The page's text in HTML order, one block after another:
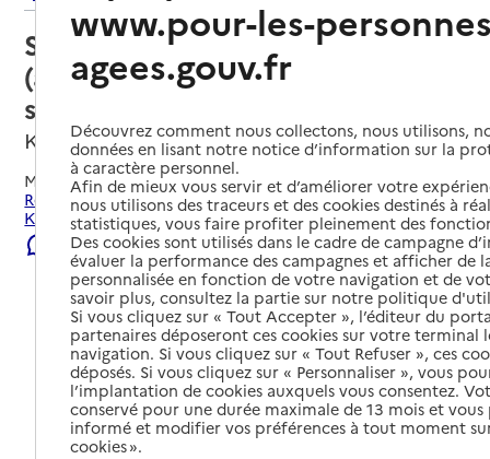
Service autonomie à domicile
(aide) – Aide à la personne
service à domicile
Koungou, MAYOTTE
Mis à jour le23/07/2026
Rechercher les établissements et services autour de
Koungou.
Signaler une erreur
www.pour-les-
agees.gouv.fr
Découvrez comment nous collectons, nous utilisons,
données en lisant notre notice d’information sur la
à caractère personnel.
Afin de mieux vous servir et d’améliorer votre
nous utilisons des traceurs et des cookies destinés à
statistiques, vous faire profiter pleinement des
Des cookies sont utilisés dans le cadre de campagne
évaluer la performance des campagnes et afficher de
personnalisée en fonction de votre navigation et de
savoir plus, consultez la partie sur notre politique
Si vous cliquez sur « Tout Accepter », l’éditeur du
partenaires déposeront ces cookies sur votre terminal
navigation. Si vous cliquez sur « Tout Refuser », ces
déposés. Si vous cliquez sur « Personnaliser », vous
l’implantation de cookies auxquels vous consentez.
conservé pour une durée maximale de 13 mois et
informé et modifier vos préférences à tout moment
cookies ».